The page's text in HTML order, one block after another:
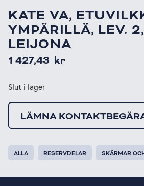
KATE VA,
YMPÄRILLÄ, LEV.
LEIJONA
1 427,43 kr
Slut i lager
LÄMNA
ALLA RESERVDELAR SKÄRMAR